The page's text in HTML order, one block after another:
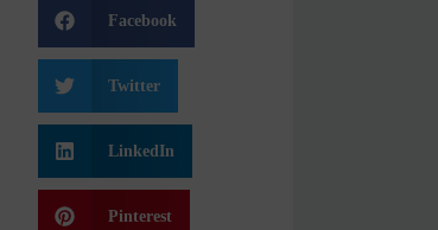
Facebook
Twitter
LinkedIn
Pinterest